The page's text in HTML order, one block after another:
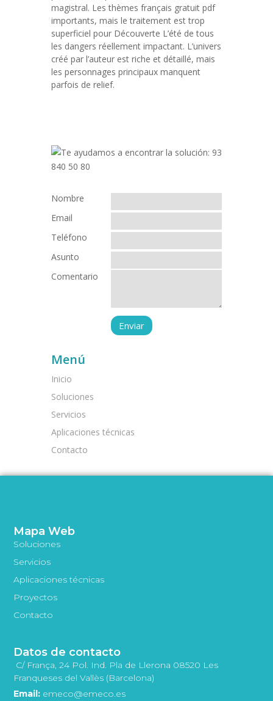
magistral. Les thèmes français gratuit pdf
importants, mais le traitement est trop
superficiel pour Découverte L’été de tous
les dangers réellement impactant. L’univers
créé par l’auteur est riche et détaillé, mais
les personnages principaux manquent
parfois de relief.
Nombre
Email
Teléfono
Asunto
Comentario
Menú
Inicio
Soluciones
Servicios
Aplicaciones técnicas
Contacto
Mapa Web
Soluciones
Servicios
Aplicaciones técnicas
Proyectos
Contacto
Datos de contacto
C/ França, 24 Pol. Ind. Pla de Llerona 08520 Les
Franqueses del Vallès (Barcelona)
Email: emeco@emeco.es